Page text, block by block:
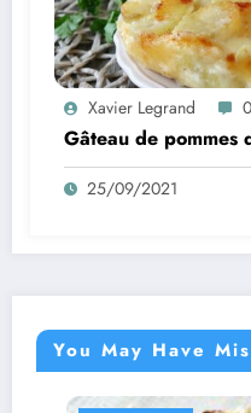
Xavier Legrand 0
Gâteau de
25/09/2021
You May Have